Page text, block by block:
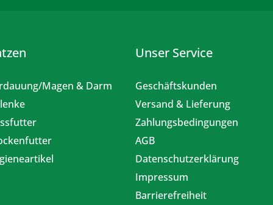
Magen & Darm
Unser Service
Geschäftskunden
Versand & Lieferung
Zahlungsbedingungen
AGB
Datenschutzerklärung
Impressum
Barrierefreiheit